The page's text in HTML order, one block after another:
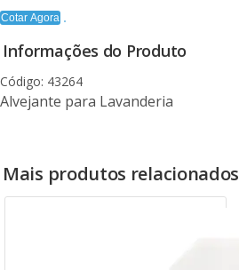
Cotar Agora
Informações do Produto
Código: 43264
Alvejante para Lavanderia
Mais produtos relacionados